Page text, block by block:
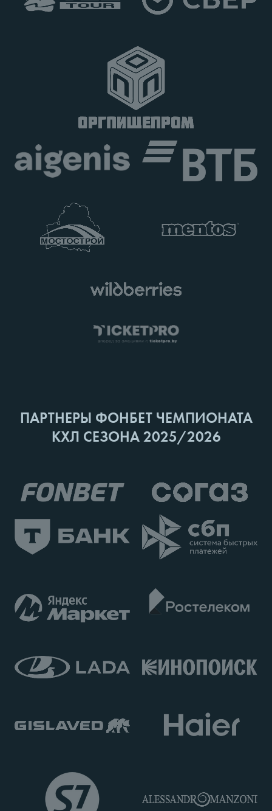
ПАРТНЕРЫ ФОНБЕТ ЧЕМПИОНАТА
КХЛ СЕЗОНА 2025/2026